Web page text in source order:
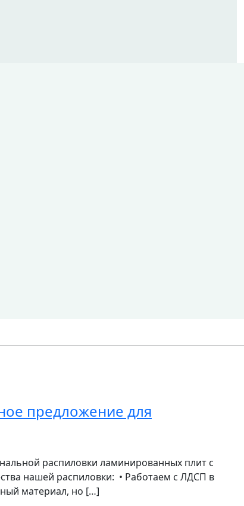
предложение для
распиловки ламинированных плит с
нашей распиловки: • Работаем с ЛДСП в
материал, но […]